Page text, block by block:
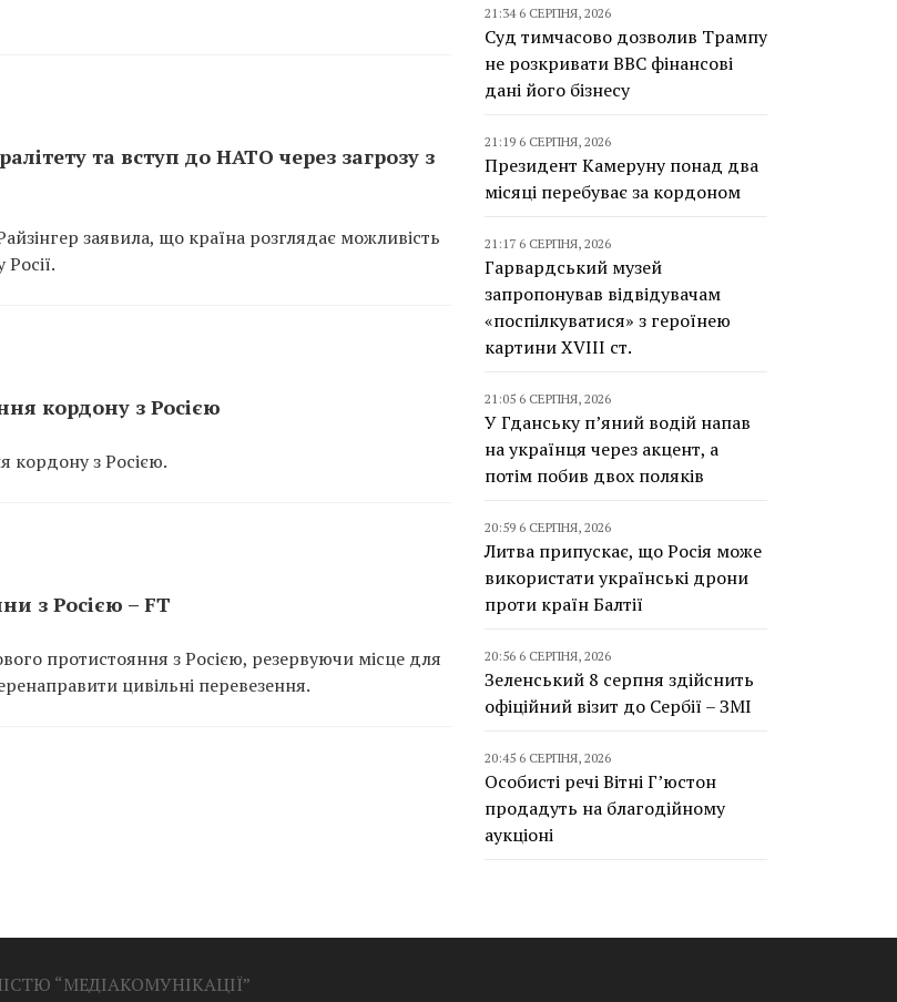
та вступ до НАТО через загрозу з
заявила, що країна розглядає можливість
кордону з Росією
кордону з Росією.
з Росією – FT
протистояння з Росією, резервуючи місце для
цивільні перевезення.
21:34 6 СЕРПНЯ, 2026
Суд тимчасово дозволив Трампу
не розкривати BBC фінансові
дані його бізнесу
21:19 6 СЕРПНЯ, 2026
Президент Камеруну понад два
місяці перебуває за кордоном
21:17 6 СЕРПНЯ, 2026
Гарвардський музей
запропонував відвідувачам
«поспілкуватися» з героїнею
картини XVIII ст.
21:05 6 СЕРПНЯ, 2026
У Гданську п’яний водій напав
на українця через акцент, а
потім побив двох поляків
20:59 6 СЕРПНЯ, 2026
Литва припускає, що Росія може
використати українські дрони
проти країн Балтії
20:56 6 СЕРПНЯ, 2026
Зеленський 8 серпня здійснить
офіційний візит до Сербії – ЗМІ
20:45 6 СЕРПНЯ, 2026
Особисті речі Вітні Г’юстон
продадуть на благодійному
аукціоні
“МЕДІАКОМУНІКАЦІЇ”